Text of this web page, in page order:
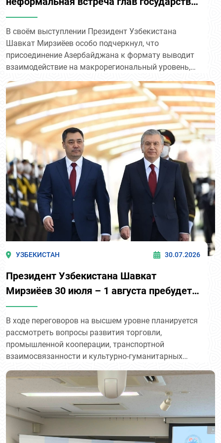
Центральной Азии и Азербайджана с
участием президентов Узбекистана,
Азербайджана, Казахстана,
Кыргызстана, Таджикистана и
В своём выступлении Президент Узбекистана
Шавкат Мирзиёев особо подчеркнул, что
присоединение Азербайджана к формату выводит
взаимодействие на макрорегиональный уровень,
открывая возможность сформировать единое
пространство развития, объединяющее
Центральную Азию, Южный Кавказ и Афганистан.
УЗБЕКИСТАН 30.07.2026
Президент Узбекистана Шавкат
Мирзиёев 30 июля – 1 августа пребудет в
Кыргызстан с государственным визитом
по приглашению Президента Садыра
Жапарова.
В ходе переговоров на высшем уровне планируется
рассмотреть вопросы развития торговли,
промышленной кооперации, транспортной
взаимосвязанности и культурно-гуманитарных
подписание пакета двусторонних документов. В
рамках визита Президент нашей страны также
примет участие в неформальной Консультативной
встрече глав государств Центральной Азии и
Азербайджана в Чолпон-Ата.